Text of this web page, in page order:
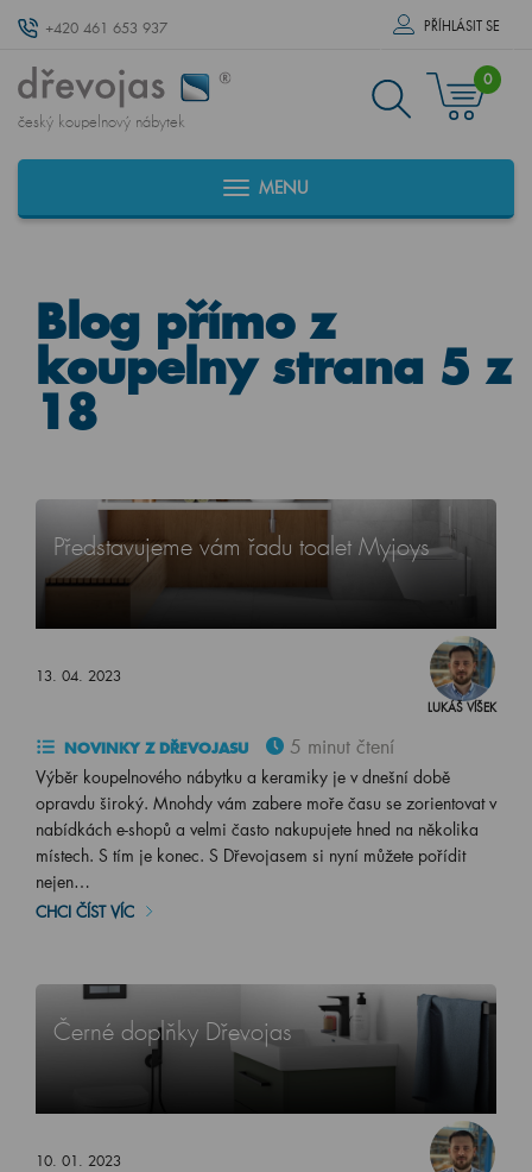
+420 461 653 937 PŘÍHLÁSIT SE
český koupelnový nábytek
0
MENU
Blog přímo z
koupelny strana 5 z
18
Představujeme vám řadu toalet Myjoys
LUKÁŠ VÍŠEK
13. 04. 2023
NOVINKY Z DŘEVOJASU 5 minut čtení
Výběr koupelnového nábytku a keramiky je v dnešní době
opravdu široký. Mnohdy vám zabere moře času se zorientovat v
nabídkách e-shopů a velmi často nakupujete hned na několika
místech. S tím je konec. S Dřevojasem si nyní můžete pořídit
nejen…
CHCI ČÍST VÍC
Černé doplňky Dřevojas
10. 01. 2023